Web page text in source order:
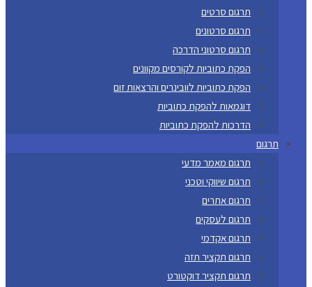
תרגום סרטים
תרגום סרטונים
תרגום סרטוני הדרכה
הפקת כתוביות לקורסים מקוונים
הפקת כתוביות לוובינרים והרצאות זום
דוגמאות להפקת כתוביות
הדרכות להפקת כתוביות
תרגום
תרגום מאמר מדעי
תרגום שיווקי וטכני
תרגום אתרים
תרגום לעסקים
תרגום אקדמי
תרגום תקציר תזה
תרגום תקציר דוקטורט